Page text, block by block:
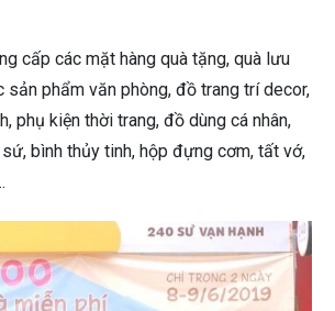
cấp các mặt hàng quà tặng, quà lưu
sản phẩm văn phòng, đồ trang trí decor,
phụ kiện thời trang, đồ dùng cá nhân,
bình thủy tinh, hộp đựng cơm, tất vớ,